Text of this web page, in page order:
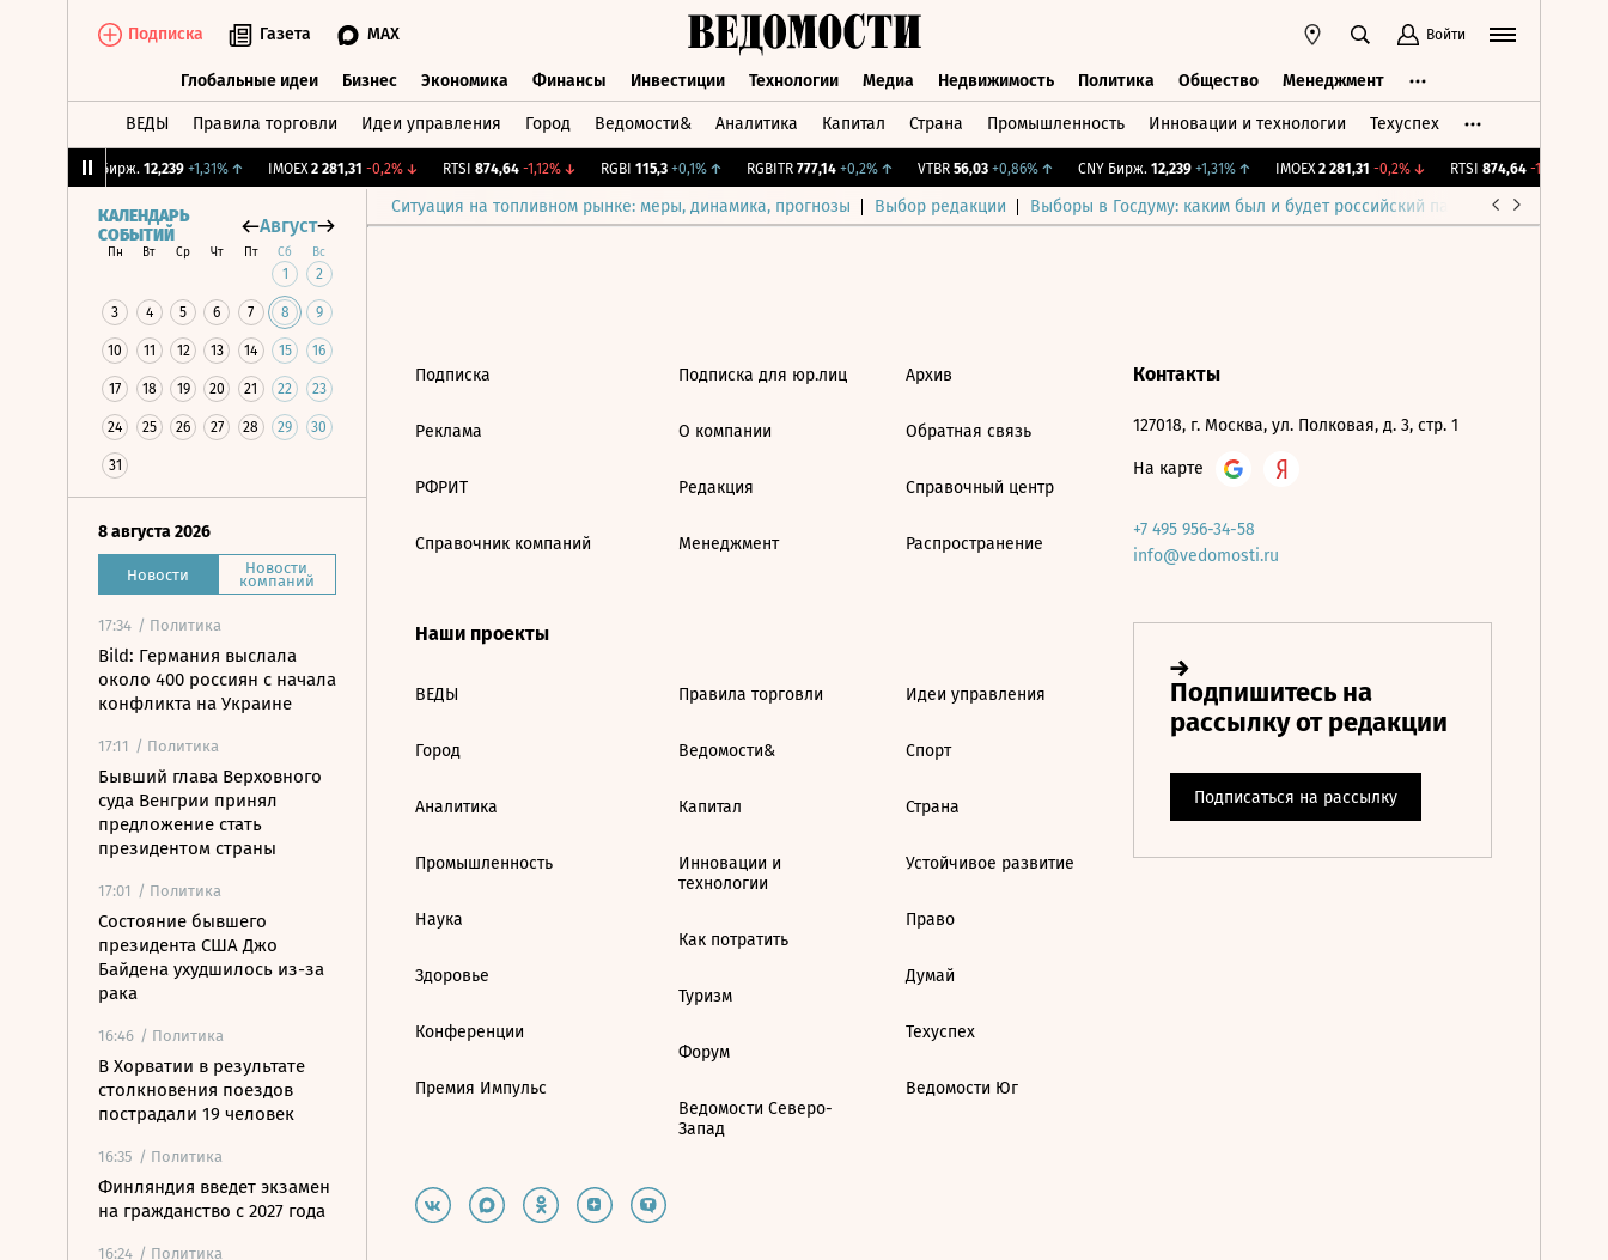
Подписка Газета MAX Войти
Глобальные идеи Бизнес Экономика Финансы Инвестиции Технологии Медиа Недвижимость Политика Общество Менеджмент
ВЕДЫ Правила торговли Идеи управления Город Ведомости& Аналитика Капитал Страна Промышленность Инновации и технологии Техуспех
CNY Бирж. 12,239 +1,31%↑ IMOEX 2 281,31 -0,2%↓ RTSI 874,64 -1,12%↓ RGBI 115,3 +0,1%↑ RGBITR 777,14 +0,2%↑ VTBR 56,03 +0,86%↑ CNY Бирж. 12,239 +1,31%↑ IMOEX 2 281,31 -0,2%↓ RTSI 874,64 -1,12%
Ситуация на топливном рынке: меры, динамика, прогнозы Выбор редакции Выборы в Госдуму: каким был и будет российский парламент
КАЛЕНДАРЬ
СОБЫТИЙ
Август
Пн Вт Ср Чт Пт Сб Вс
1 2
3 4 5 6 7 8 9
10 11 12 13 14 15 16
17 18 19 20 21 22 23
24 25 26 27 28 29 30
31
8 августа 2026
Новости Новости
компаний
17:34 / Политика
Bild: Германия выслала
около 400 россиян с начала
конфликта на Украине
17:11 / Политика
Бывший глава Верховного
суда Венгрии принял
предложение стать
президентом страны
17:01 / Политика
Состояние бывшего
президента США Джо
Байдена ухудшилось из-за
рака
16:46 / Политика
В Хорватии в результате
столкновения поездов
пострадали 19 человек
16:35 / Политика
Финляндия введет экзамен
на гражданство с 2027 года
16:24 / Политика
Подписка
Реклама
РФРИТ
Справочник компаний
Подписка для юр.лиц
О компании
Редакция
Менеджмент
Архив
Обратная связь
Справочный центр
Распространение
Наши проекты
ВЕДЫ
Город
Аналитика
Промышленность
Наука
Здоровье
Конференции
Премия Импульс
Правила торговли
Ведомости&
Капитал
Инновации и
технологии
Как потратить
Туризм
Форум
Ведомости Северо-
Запад
Идеи управления
Спорт
Страна
Устойчивое развитие
Право
Думай
Техуспех
Ведомости Юг
Контакты
127018, г. Москва, ул. Полковая, д. 3, стр. 1
На карте
+7 495 956-34-58
info@vedomosti.ru